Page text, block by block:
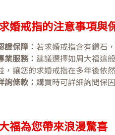
婚戒指的注意事項與
證保障： 若求婚戒指含有鑽石
業服務： 建議選擇如周大福這
，讓您的求婚戒指在多年後依
詢條款： 購買時可詳細詢問保
福為您帶來浪漫驚喜